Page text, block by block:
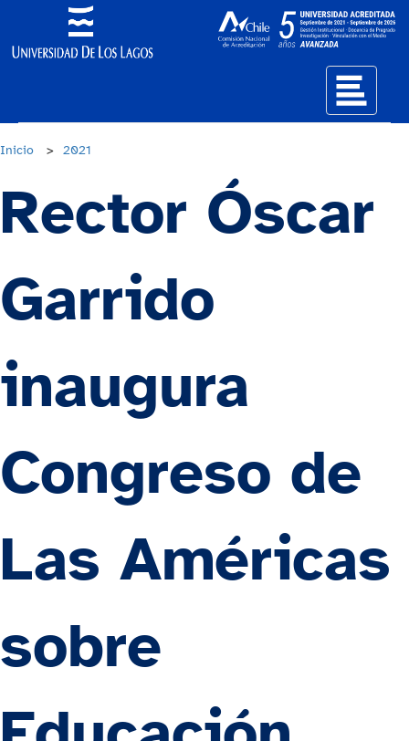
Inicio > 2021
Rector Óscar
Garrido
inaugura
Congreso de
Las Américas
sobre